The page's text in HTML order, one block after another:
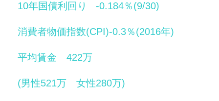
10年国債利回り -0.184％(9/30)
消費者物価指数(CPI)-0.3％(2016年)
平均賃金 422万
(男性521万 女性280万)